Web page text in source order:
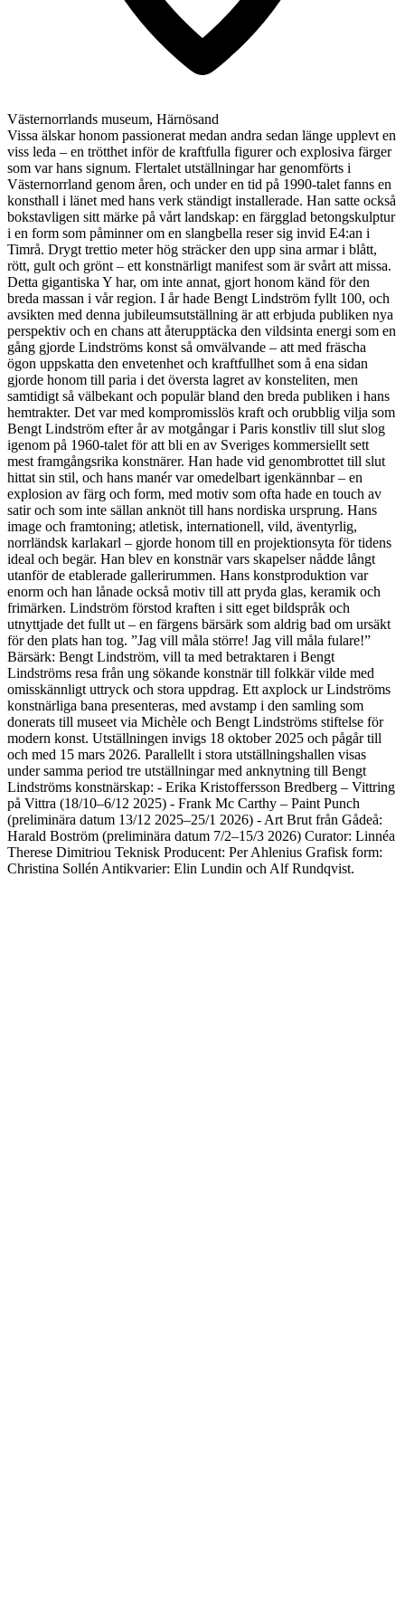
Västernorrlands museum, Härnösand
Vissa älskar honom passionerat medan andra sedan länge upplevt en
viss leda – en trötthet inför de kraftfulla figurer och explosiva färger
som var hans signum. Flertalet utställningar har genomförts i
Västernorrland genom åren, och under en tid på 1990-talet fanns en
konsthall i länet med hans verk ständigt installerade. Han satte också
bokstavligen sitt märke på vårt landskap: en färgglad betongskulptur
i en form som påminner om en slangbella reser sig invid E4:an i
Timrå. Drygt trettio meter hög sträcker den upp sina armar i blått,
rött, gult och grönt – ett konstnärligt manifest som är svårt att missa.
Detta gigantiska Y har, om inte annat, gjort honom känd för den
breda massan i vår region. I år hade Bengt Lindström fyllt 100, och
avsikten med denna jubileumsutställning är att erbjuda publiken nya
perspektiv och en chans att återupptäcka den vildsinta energi som en
gång gjorde Lindströms konst så omvälvande – att med fräscha
ögon uppskatta den envetenhet och kraftfullhet som å ena sidan
gjorde honom till paria i det översta lagret av konsteliten, men
samtidigt så välbekant och populär bland den breda publiken i hans
hemtrakter. Det var med kompromisslös kraft och orubblig vilja som
Bengt Lindström efter år av motgångar i Paris konstliv till slut slog
igenom på 1960-talet för att bli en av Sveriges kommersiellt sett
mest framgångsrika konstnärer. Han hade vid genombrottet till slut
hittat sin stil, och hans manér var omedelbart igenkännbar – en
explosion av färg och form, med motiv som ofta hade en touch av
satir och som inte sällan anknöt till hans nordiska ursprung. Hans
image och framtoning; atletisk, internationell, vild, äventyrlig,
norrländsk karlakarl – gjorde honom till en projektionsyta för tidens
ideal och begär. Han blev en konstnär vars skapelser nådde långt
utanför de etablerade gallerirummen. Hans konstproduktion var
enorm och han lånade också motiv till att pryda glas, keramik och
frimärken. Lindström förstod kraften i sitt eget bildspråk och
utnyttjade det fullt ut – en färgens bärsärk som aldrig bad om ursäkt
för den plats han tog. ”Jag vill måla större! Jag vill måla fulare!”
Bärsärk: Bengt Lindström, vill ta med betraktaren i Bengt
Lindströms resa från ung sökande konstnär till folkkär vilde med
omisskännligt uttryck och stora uppdrag. Ett axplock ur Lindströms
konstnärliga bana presenteras, med avstamp i den samling som
donerats till museet via Michèle och Bengt Lindströms stiftelse för
modern konst. Utställningen invigs 18 oktober 2025 och pågår till
och med 15 mars 2026. Parallellt i stora utställningshallen visas
under samma period tre utställningar med anknytning till Bengt
Lindströms konstnärskap: - Erika Kristoffersson Bredberg – Vittring
på Vittra (18/10–6/12 2025) - Frank Mc Carthy – Paint Punch
(preliminära datum 13/12 2025–25/1 2026) - Art Brut från Gådeå:
Harald Boström (preliminära datum 7/2–15/3 2026) Curator: Linnéa
Therese Dimitriou Teknisk Producent: Per Ahlenius Grafisk form:
Christina Sollén Antikvarier: Elin Lundin och Alf Rundqvist.